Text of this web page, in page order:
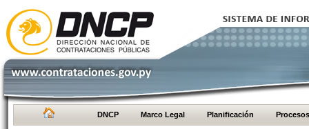
DNCP Marco Legal Planificación Procesos